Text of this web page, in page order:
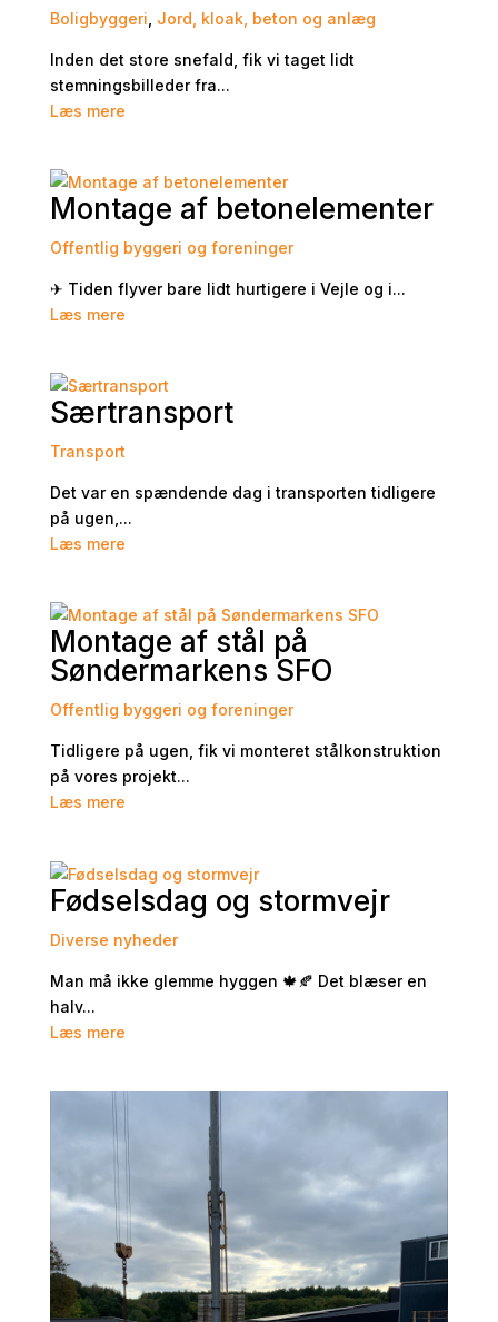
Boligbyggeri Jord, kloak, beton og anlæg
Inden det store snefald, fik vi taget lidt
stemningsbilleder fra...
Læs mere
Montage af betonelementer
Offentlig byggeri og foreninger
✈ Tiden flyver bare lidt hurtigere i Vejle og i...
Læs mere
Særtransport
Transport
Det var en spændende dag i transporten tidligere
på ugen,...
Læs mere
Montage af stål på
Søndermarkens SFO
Offentlig byggeri og foreninger
Tidligere på ugen, fik vi monteret stålkonstruktion
på vores projekt...
Læs mere
Fødselsdag og stormvejr
Diverse nyheder
Man må ikke glemme hyggen 🍁🍂 Det blæser en
halv...
Læs mere